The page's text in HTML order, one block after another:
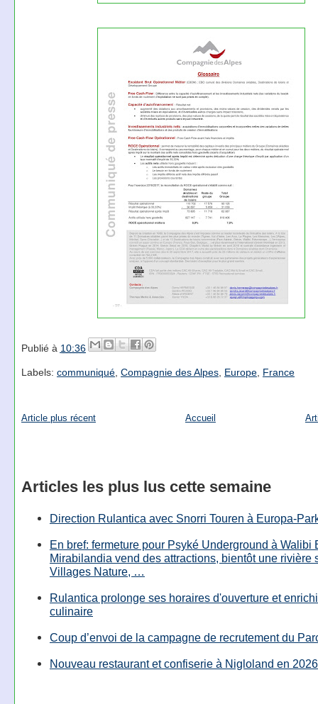
Publié à 10:36
Labels: communiqué, Compagnie des Alpes, Europe, France
Article plus récent Accueil
Articles les plus lus cette semaine
Direction Rulantica avec Snorri Touren à Europa-
En bref: fermeture pour Psyké Underground à Walibi
Mirabilandia vend des attractions, bientôt une rivière
Villages Nature, …
Rulantica prolonge ses horaires d'ouverture et
culinaire
Coup d’envoi de la campagne de recrutement du
Nouveau restaurant et confiserie à Nigloland en 2026